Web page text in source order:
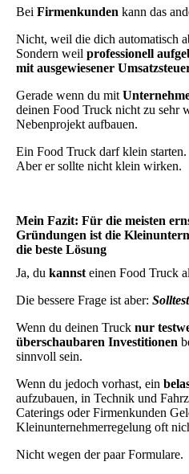
Bei Firmenkunden kann das
Nicht, weil die dich automatisch
Sondern weil professionell
mit ausgewiesener
Gerade wenn du mit
deinen Food Truck nicht zu sehr
Nebenprojekt aufbauen.
Ein Food Truck darf klein starten.
Aber er sollte nicht klein wirken.
Mein Fazit: Für die meisten
Gründungen ist die
die beste Lösung
Ja, du kannst einen Food Truck
Die bessere Frage ist aber: Solltest
Wenn du deinen Truck nur
überschaubaren Investitionen
sinnvoll sein.
Wenn du jedoch vorhast, ein
aufzubauen, in Technik und
Caterings oder Firmenkunden
Kleinunternehmerregelung oft
Nicht wegen der paar Formulare.